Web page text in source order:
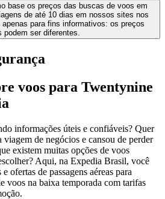
base os preços das buscas de voos em
de até 10 dias em nossos sites nos
para fins informativos: os preços
podem ser diferentes.
voos para Twentynine
informações úteis e confiáveis? Quer
de negócios e cansou de perder
existem muitas opções de voos
Aqui, na Expedia Brasil, você
ofertas de passagens aéreas para
voos na baixa temporada com tarifas